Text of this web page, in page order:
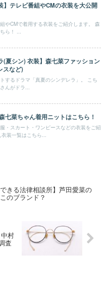
】テレビ番組やCMの衣装を大公開
やCMで着用する衣装をご紹介します。 森
ら！ ...
(夏シン) 衣装】森七菜ファッション
スなど)
するドラマ「真夏のシンデレラ」。 こち
んがドラ...
七菜ちゃん着用ニットはこちら！
・スカート・ワンピースなどの衣装をご紹
装一覧はこちら...
できる法律相談所】芦田愛菜の
のブランド？
村
査